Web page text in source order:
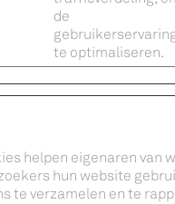
de
te optimaliseren.
helpen eigenaren van
hun website
te verzamelen en te